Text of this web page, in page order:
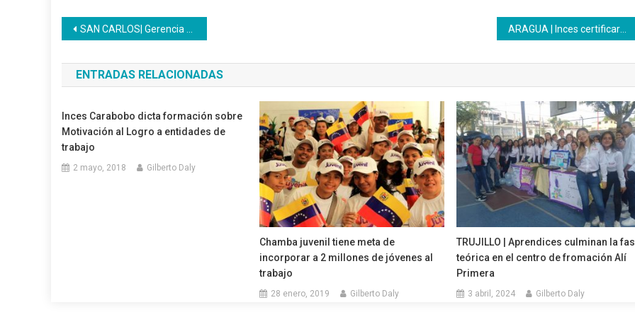
Navegación
de
entradas
SAN CARLOS| Gerencia Regional de Cojedes trabaja con el Poder Popular para atender problemas de la comunidad de El Retazo ARAGUA | Inces certificará a las BRICOTP
ENTRADAS RELACIONADAS
Inces Carabobo dicta formación sobre
Motivación al Logro a entidades de
trabajo
2 mayo, 2018 Gilberto Daly
Chamba juvenil tiene meta de
incorporar a 2 millones de jóvenes al
trabajo
28 enero, 2019 Gilberto Daly
TRUJILLO | Aprendices culminan la
teórica en el centro de fromación Alí
Primera
3 abril, 2024 Gilberto Daly